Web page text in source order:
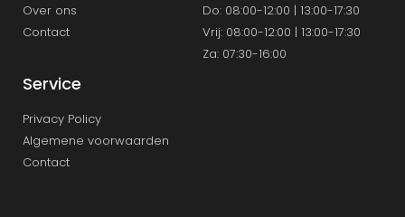
Over ons
Contact
Do: 08:00-12:00 | 13:00-17:30
Vrij: 08:00-12:00 | 13:00-17:30
Za: 07:30-16:00
Service
Privacy Policy
Algemene voorwaarden
Contact